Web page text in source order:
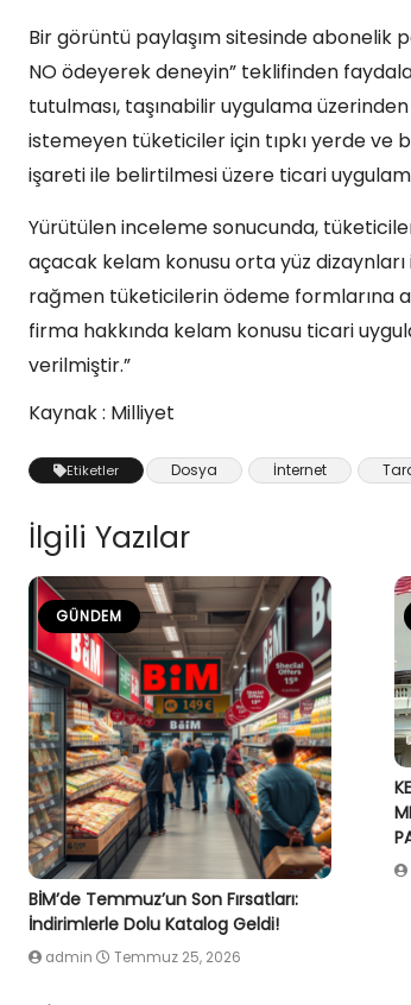
Bir görüntü paylaşım sitesinde abonelik
NO ödeyerek deneyin” teklifinden
tutulması, taşınabilir uygulama
istemeyen tüketiciler için tıpkı yerde ve
işareti ile belirtilmesi üzere ticari
Yürütülen inceleme sonucunda,
açacak kelam konusu orta yüz
rağmen tüketicilerin ödeme formlarına
firma hakkında kelam konusu ticari
verilmiştir.”
Kaynak : Milliyet
Etiketler Dosya İnternet
İlgili Yazılar
GÜNDEM
BİM’de Temmuz’un Son Fırsatları:
İndirimlerle Dolu Katalog Geldi!
admin Temmuz 25, 2026